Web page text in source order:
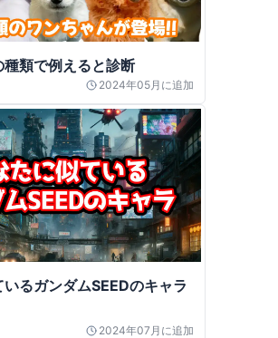
種類で例えると診断
2024年05月 に追加
るガンダムSEEDのキャラ
2024年07月 に追加